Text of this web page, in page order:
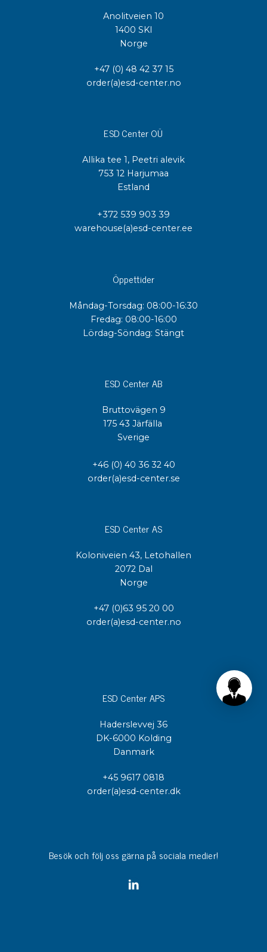
Anolitveien 10
1400 SKI
Norge
+47 (0) 48 42 37 15
order(a)esd-center.no
ESD Center OÜ
Allika tee 1, Peetri alevik
753 12 Harjumaa
Estland
+372 539 903 39
warehouse(a)esd-center.ee
Öppettider
Måndag-Torsdag: 08:00-16:30
Fredag: 08:00-16:00
Lördag-Söndag: Stängt
ESD Center AB
Bruttovägen 9
175 43 Järfälla
Sverige
+46 (0) 40 36 32 40
order(a)esd-center.se
ESD Center AS
Koloniveien 43, Letohallen
2072 Dal
Norge
+47 (0)63 95 20 00
order(a)esd-center.no
ESD Center APS
Haderslevvej 36
DK-6000 Kolding
Danmark
+45 9617 0818
order(a)esd-center.dk
Besök och följ oss gärna på sociala medier!